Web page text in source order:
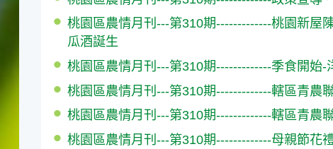
桃園區農情月刊---第310期-------------桃園新屋
瓜酒誕生
桃園區農情月刊---第310期-------------季食開始-
桃園區農情月刊---第310期-------------轄區青農
桃園區農情月刊---第310期-------------轄區青農
桃園區農情月刊---第310期-------------母親節花